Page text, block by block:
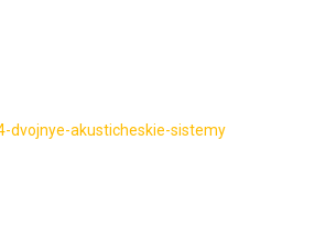
dvojnye-akusticheskie-sistemy